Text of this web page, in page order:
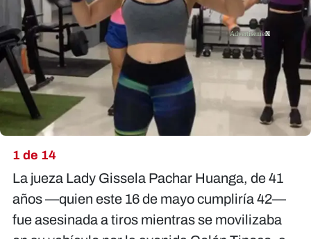
1 de 14
La jueza Lady Gissela Pachar Huanga, de 41
años —quien este 16 de mayo cumpliría 42—
fue asesinada a tiros mientras se movilizaba
X